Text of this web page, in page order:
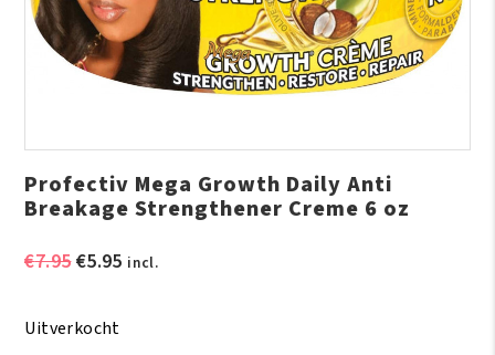
Profectiv Mega Growth Daily Anti
Breakage Strengthener Creme 6 oz
€7.95Oorspronkelijke
€7.95.
€5.95Huidige
incl.
Uitverkocht